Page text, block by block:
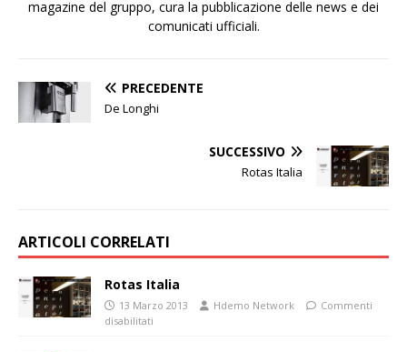
magazine del gruppo, cura la pubblicazione delle news e dei
comunicati ufficiali.
PRECEDENTE
De Longhi
SUCCESSIVO
Rotas Italia
ARTICOLI CORRELATI
Rotas Italia
13 Marzo 2013 Hdemo Network
Commenti
disabilitati